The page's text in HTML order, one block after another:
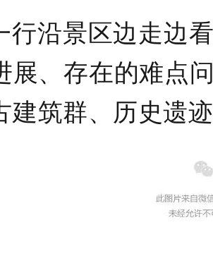
行沿景区边走边
展、存在的难点
建筑群、历史遗